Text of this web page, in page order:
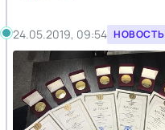
24.05.2019, 09:54